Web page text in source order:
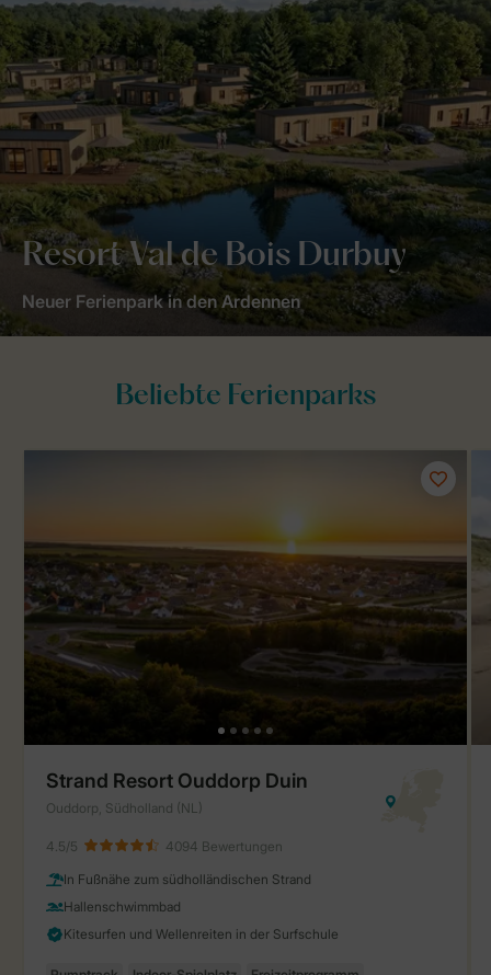
Resort Val de Bois Durbuy
Neuer Ferienpark in den Ardennen